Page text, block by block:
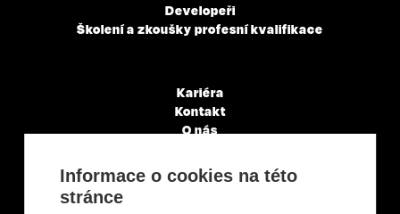
Developeři
Školení a zkoušky profesní kvalifikace
Kariéra
Kontakt
O nás
Články a novinky
GDPR & Cookies
Informace o cookies na této
stránce